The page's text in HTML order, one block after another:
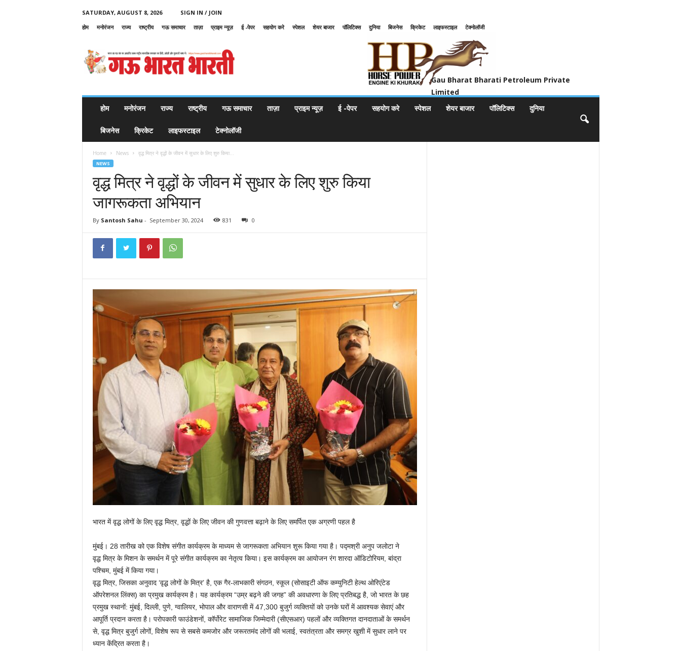
SATURDAY, AUGUST 8, 2026
SIGN IN / JOIN
होम
मनोरंजन राज्य राष्ट्रीय गऊ समाचार ताज़ा प्राइम न्यूज़ ई -पेपर सहयोग करे स्पेशल शेयर बाजार पॉलिटिक्स दुनिया बिजनेस क्रिकेट लाइफस्टाइल
टेक्नोलॉजी
u
Gau Bharat Bharati Petroleum Private
Limited
होम
मनोरंजन राज्य राष्ट्रीय गऊ समाचार ताज़ा प्राइम न्यूज़ ई -पेपर सहयोग करे स्पेशल शेयर बाजार पॉलिटिक्स दुनिया
बिजनेस क्रिकेट लाइफस्टाइल टेक्नोलॉजी
Home News वृद्ध मित्र ने वृद्धों के जीवन में सुधार के लिए शुरु किया...
NEWS
वृद्ध मित्र ने वृद्धों के जीवन में सुधार के लिए शुरु किया
जागरूकता अभियान
By Santosh Sahu - September 30, 2024 831 0
भारत में वृद्ध लोगों के लिए वृद्ध मित्र, वृद्धों के लिए जीवन की गुणवत्ता बढ़ाने के लिए समर्पित एक अग्रणी पहल है
मुंबई। 28 तारीख को एक विशेष संगीत कार्यक्रम के माध्यम से जागरूकता अभियान शुरू किया गया है। पद्मश्री अनुप जलोटा ने
वृद्ध मित्र के मिशन के समर्थन में पूरे संगीत कार्यक्रम का नेतृत्व किया। इस कार्यक्रम का आयोजन रंग शारदा ऑडिटोरियम, बांद्रा
पश्चिम, मुंबई में किया गया।
वृद्ध मित्र, जिसका अनुवाद ‘वृद्ध लोगों के मित्र’ है, एक गैर-लाभकारी संगठन, स्कूल (सोसाइटी ऑफ कम्युनिटी हेल्थ ओरिएंटेड
ऑपरेशनल लिंक्स) का प्रमुख कार्यक्रम है। यह कार्यक्रम “उम्र बढ़ने की जगह” की अवधारणा के लिए प्रतिबद्ध है, जो भारत के छह
प्रमुख स्थानों: मुंबई, दिल्ली, पुणे, ग्वालियर, भोपाल और वाराणसी में 47,300 बुजुर्ग व्यक्तियों को उनके घरों में आवश्यक सेवाएं और
आपूर्ति प्रदान करता है। परोपकारी फाउंडेशनों, कॉर्पोरेट सामाजिक जिम्मेदारी (सीएसआर) पहलों और व्यक्तिगत दानदाताओं के समर्थन
से, वृद्ध मित्र बुजुर्ग लोगों, विशेष रूप से सबसे कमजोर और जरूरतमंद लोगों की भलाई, स्वतंत्रता और समग्र खुशी में सुधार लाने पर
ध्यान केंद्रित करता है।